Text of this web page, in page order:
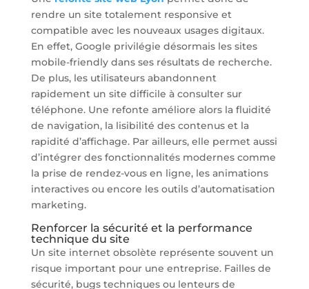
rendre un site totalement responsive et
compatible avec les nouveaux usages digitaux.
En effet, Google privilégie désormais les sites
mobile-friendly dans ses résultats de recherche.
De plus, les utilisateurs abandonnent
rapidement un site difficile à consulter sur
téléphone. Une refonte améliore alors la fluidité
de navigation, la lisibilité des contenus et la
rapidité d’affichage. Par ailleurs, elle permet aussi
d’intégrer des fonctionnalités modernes comme
la prise de rendez-vous en ligne, les animations
interactives ou encore les outils d’automatisation
marketing.
Renforcer la sécurité et la performance
technique du site
Un site internet obsolète représente souvent un
risque important pour une entreprise. Failles de
sécurité, bugs techniques ou lenteurs de